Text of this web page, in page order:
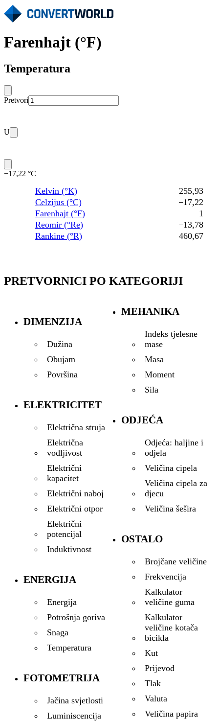
Farenhajt (°F)
Temperatura
Pretvori
U
−17,22 °C
Kelvin (°K)
255,93
Celzijus (°C)
−17,22
Farenhajt (°F)
1
Reomir (°Re)
−13,78
Rankine (°R)
460,67
PRETVORNICI PO KATEGORIJI
DIMENZIJA
Dužina
Obujam
Površina
ELEKTRICITET
Električna struja
Električna
vodljivost
Električni
kapacitet
Električni naboj
Električni otpor
Električni
potencijal
Induktivnost
ENERGIJA
Energija
Potrošnja goriva
Snaga
Temperatura
FOTOMETRIJA
Jačina svjetlosti
Luminiscencija
MEHANIKA
Indeks tjelesne
mase
Masa
Moment
Sila
ODJEĆA
Odjeća: haljine i
odjela
Veličina cipela
Veličina cipela za
djecu
Veličina šešira
OSTALO
Brojčane veličine
Frekvencija
Kalkulator
veličine guma
Kalkulator
veličine kotača
bicikla
Kut
Prijevod
Tlak
Valuta
Veličina papira